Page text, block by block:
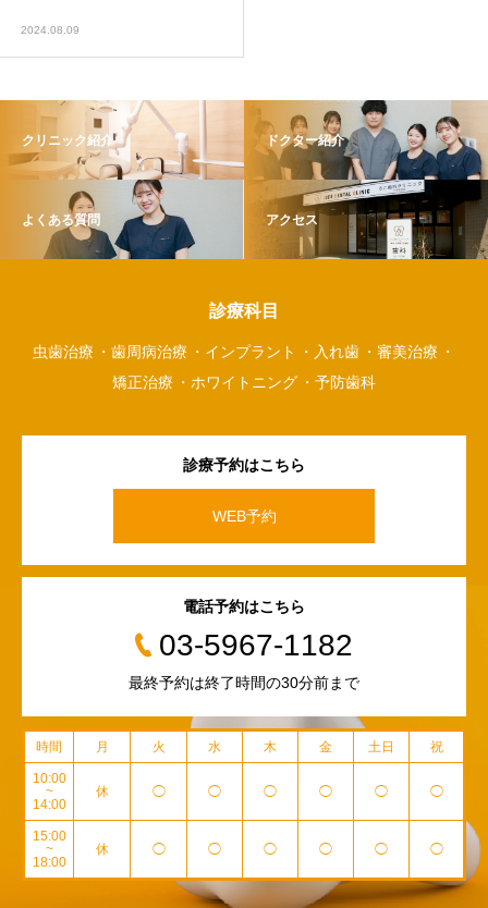
2024.08.09
クリニック紹介 ドクター紹介
よくある質問 アクセス
診療科目
虫歯治療 歯周病治療 インプラント 入れ歯
審美治療
矯正治療
ホワイトニング 予防歯科
診療予約はこちら
WEB予約
電話予約はこちら
03-5967-1182
最終予約は終了時間の30分前まで
時間 月 火 水 木 金 土日 祝
10:00
~
14:00
休 ◯ ◯ ◯ ◯ ◯ ◯
15:00
~
18:00
休 ◯ ◯ ◯ ◯ ◯ ◯